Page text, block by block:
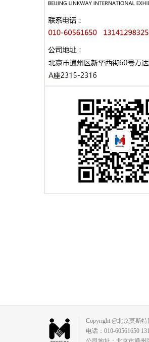
Copyright @北京莫斯
电话：010-60561650